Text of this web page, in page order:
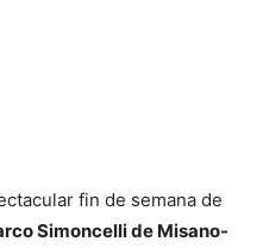
fin de semana de
Simoncelli de Misano-